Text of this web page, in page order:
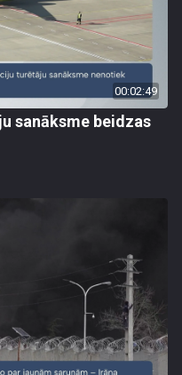
00:02:49
sanāksme beidzas